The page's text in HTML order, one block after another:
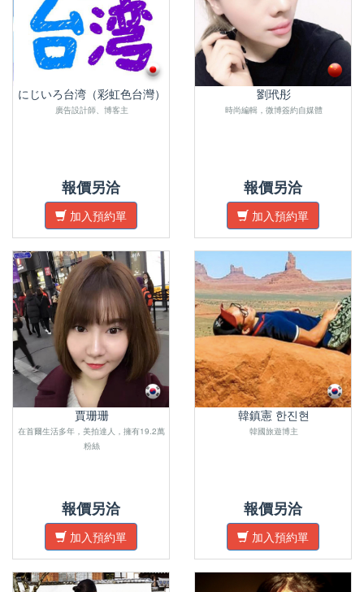
にじいろ台湾（彩虹色台灣）
廣告設計師、博客主
報價另洽
加入預約單
劉玳彤
時尚編輯，微博簽約自媒體
報價另洽
加入預約單
賈珊珊
在首爾生活多年，美拍達人，擁有19.2萬
粉絲
報價另洽
加入預約單
韓鎮憲 한진현
韓國旅遊博主
報價另洽
加入預約單